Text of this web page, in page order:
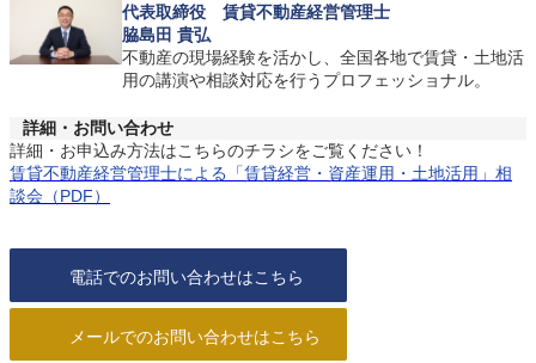
代表取締役 賃貸不動産経営管理士
脇島田 貴弘
不動産の現場経験を活かし、全国各地で賃貸・土地活
用の講演や相談対応を行うプロフェッショナル。
詳細・お問い合わせ
詳細・お申込み方法はこちらのチラシをご覧ください！
賃貸不動産経営管理士による「賃貸経営・資産運用・土地活用」相
談会（PDF）
電話でのお問い合わせはこちら
メールでのお問い合わせはこちら